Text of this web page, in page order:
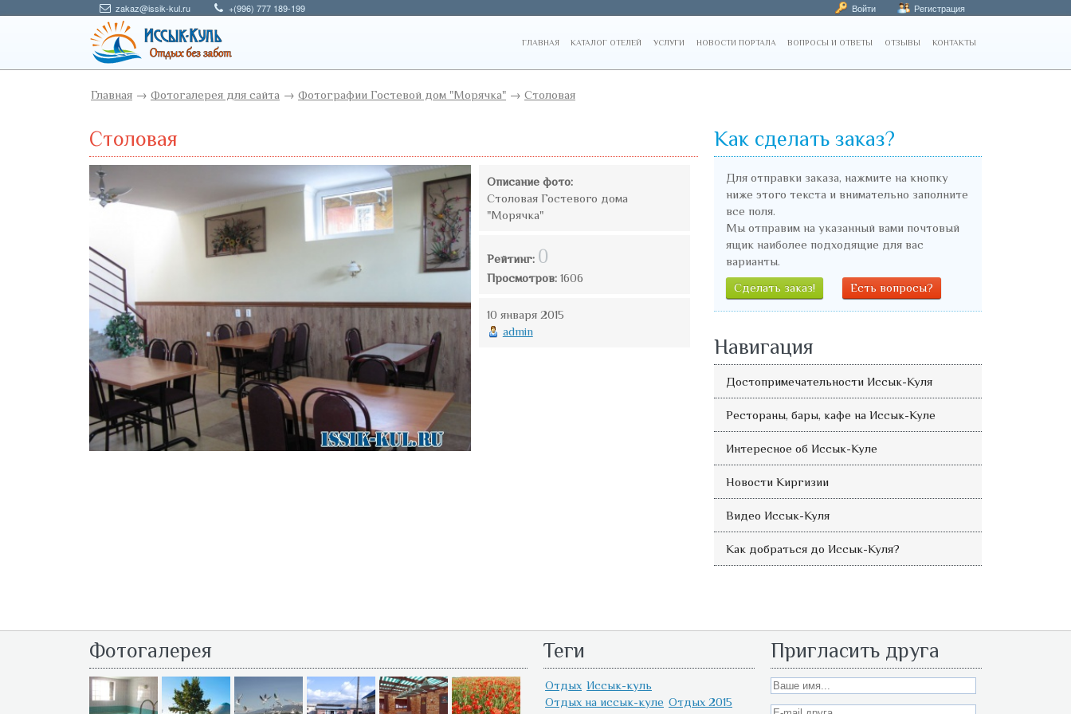
zakaz@issik-kul.ru +(996) 777 189-199 Войти Регистрация
ГЛАВНАЯ КАТАЛОГ ОТЕЛЕЙ УСЛУГИ НОВОСТИ ПОРТАЛА ВОПРОСЫ И ОТВЕТЫ ОТЗЫВЫ КОНТАКТЫ
Главная → Фотогалерея для сайта → Фотографии Гостевой дом "Морячка" → Столовая
Столовая
Описание фото:
Столовая Гостевого дома
"Морячка"
Рейтинг: 0
Просмотров: 1606
10 января 2015
admin
Как сделать заказ?
Для отправки заказа, нажмите на кнопку
ниже этого текста и внимательно заполните
все поля.
Мы отправим на указанный вами почтовый
ящик наиболее подходящие для вас
варианты.
Сделать заказ!
Есть вопросы?
Навигация
Достопримечательности Иссык-Куля
Рестораны, бары, кафе на Иссык-Куле
Интересное об Иссык-Куле
Новости Киргизии
Видео Иссык-Куля
Как добраться до Иссык-Куля?
Фотогалерея Теги
Отдых Иссык-куль
Отдых на иссык-куле Отдых 2015
Пригласить друга